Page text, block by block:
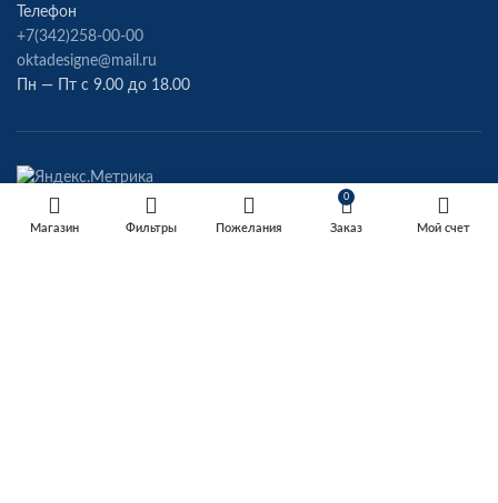
Телефон
+7(342)258-00-00
oktadesigne@mail.ru
Пн — Пт с 9.00 до 18.00
Магазин Фильтры Пожелания
0
Заказ Мой счет